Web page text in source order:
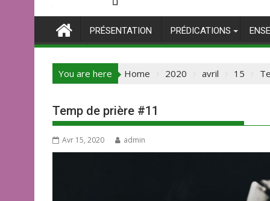
PRÉSENTATION PRÉDICATIONS
You are here Home 2020 avril 15
Temp de prière #11
Avr 15, 2020 admin